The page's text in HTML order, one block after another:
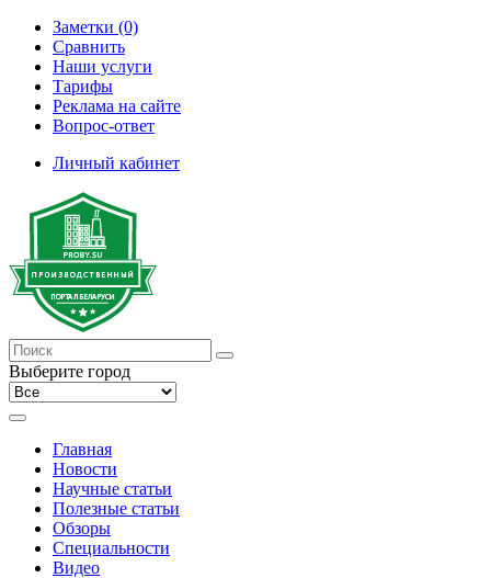
Заметки (0)
Сравнить
Наши услуги
Тарифы
Реклама на сайте
Вопрос-ответ
Личный кабинет
Выберите город
Главная
Новости
Научные статьи
Полезные статьи
Обзоры
Специальности
Видео